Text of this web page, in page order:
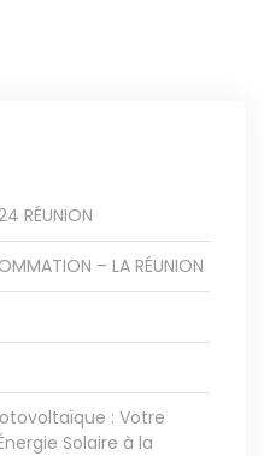
RÉUNION
– LA RÉUNION
: Votre
Solaire à la